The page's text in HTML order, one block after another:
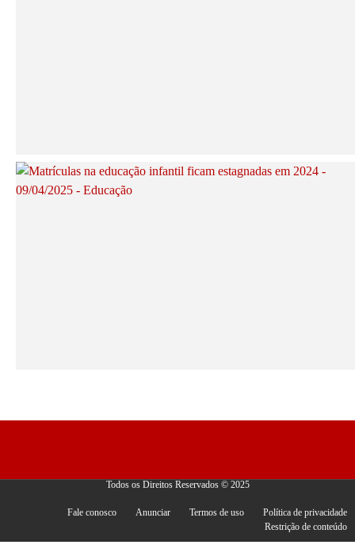
Todos os Direitos Reservados © 2025
Fale conosco Anunciar Termos de uso
Política de privacidade
Restrição de conteúdo